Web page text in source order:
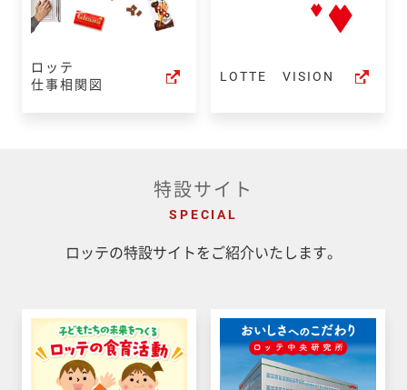
ロッテ
仕事相関図
LOTTE VISION
特設サイト
SPECIAL
ロッテの特設サイトをご紹介いたします。